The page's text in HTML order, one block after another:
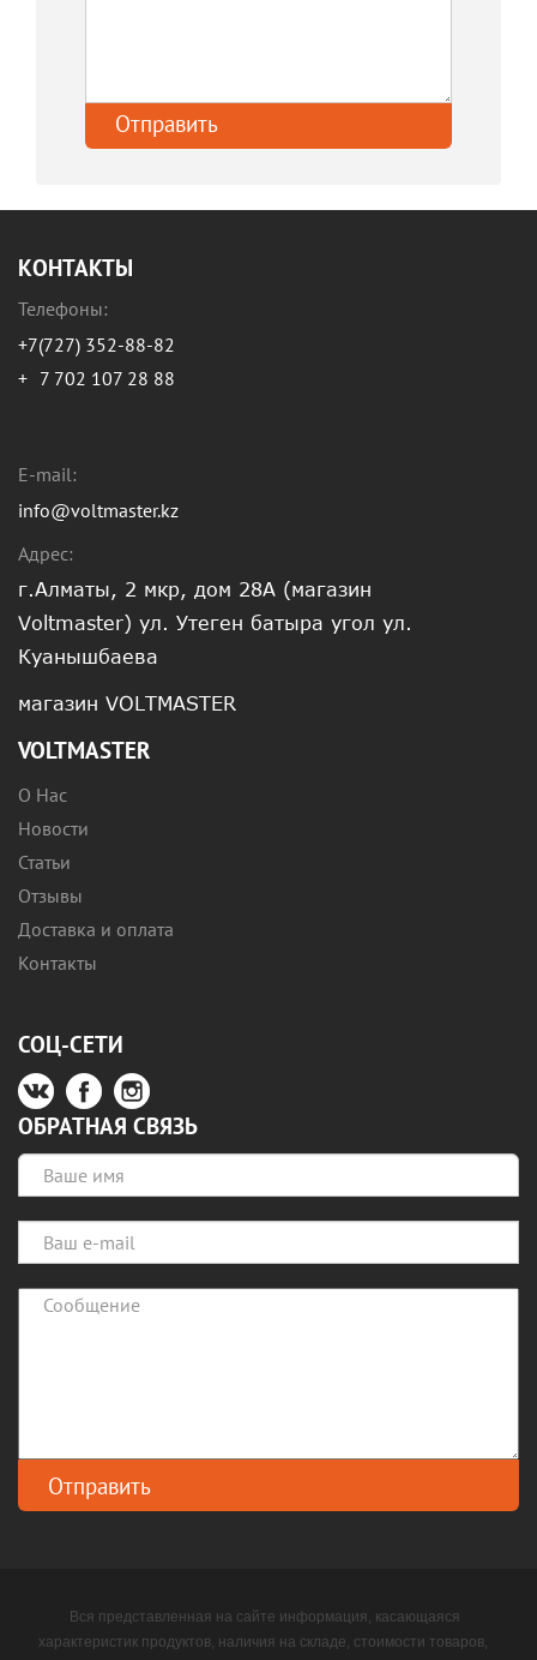
КОНТАКТЫ
Телефоны:
+7(727) 352-88-82
+ 7 702 107 28 88
E-mail:
info@voltmaster.kz
Адрес:
г.Алматы, 2 мкр, дом 28А (магазин
Voltmaster) ул. Утеген батыра угол ул.
Куанышбаева
магазин VOLTMASTER
VOLTMASTER
О Нас
Новости
Статьи
Отзывы
Доставка и оплата
Контакты
СОЦ-СЕТИ
ОБРАТНАЯ СВЯЗЬ
Вся представленная на сайте информация, касающаяся
характеристик продуктов, наличия на складе, стоимости товаров,